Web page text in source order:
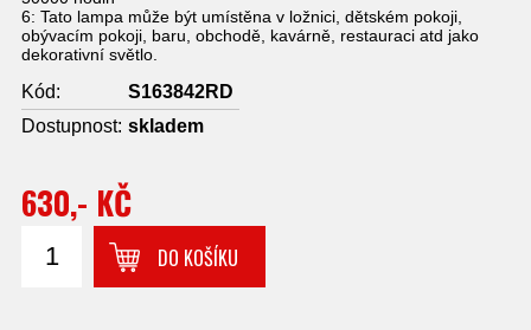
6: Tato lampa může být umístěna v ložnici, dětském pokoji,
obývacím pokoji, baru, obchodě, kavárně, restauraci atd jako
dekorativní světlo.
Kód:
S163842RD
Dostupnost: skladem
630,- KČ
DO KOŠÍKU